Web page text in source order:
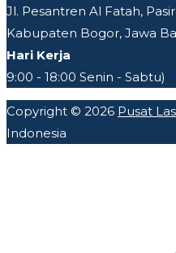
Jl. Pesantren Al Fatah,
Kabupaten Bogor, Jawa
Hari Kerja
9:00 - 18:00 Senin - Sabtu)
Copyright © 2026 Pusat
Indonesia